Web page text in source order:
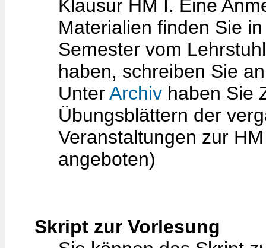
Klausur HM I. Eine
Materialien finden Sie
Semester vom
haben, schreiben Sie
UnterArchiv haben Sie
Übungsblättern der
Veranstaltungen zur
angeboten)
Skript zur Vorlesung